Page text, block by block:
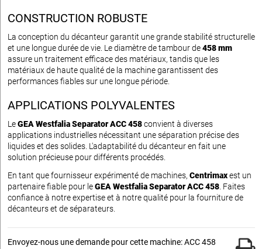
CONSTRUCTION ROBUSTE
La conception du décanteur garantit une grande stabilité structurelle
et une longue durée de vie. Le diamètre de tambour de458 mm
assure un traitement efficace des matériaux, tandis que les
matériaux de haute qualité de la machine garantissent des
performances fiables sur une longue période.
APPLICATIONS POLYVALENTES
LeGEA Westfalia Separator ACC 458convient à diverses
applications industrielles nécessitant une séparation précise des
liquides et des solides. L'adaptabilité du décanteur en fait une
solution précieuse pour différents procédés.
En tant que fournisseur expérimenté de machines, Centrimaxest un
partenaire fiable pour leGEA Westfalia Separator ACC 458. Faites
confiance à notre expertise et à notre qualité pour la fourniture de
décanteurs et de séparateurs.
Envoyez-nous une demande pour cette machine: ACC 458